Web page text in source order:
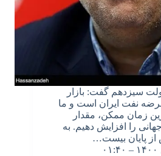
سیزدهم گفت: بازار
نفت ایران است و ما
زمان ممکن، مقدار
را افزایش دهیم. به
پایان بیست‌…